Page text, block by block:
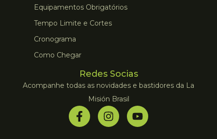
Equipamentos Obrigatórios
Tempo Limite e Cortes
Cronograma
Como Chegar
Redes Socias
Acompanhe todas as novidades e bastidores da La
Misión Brasil